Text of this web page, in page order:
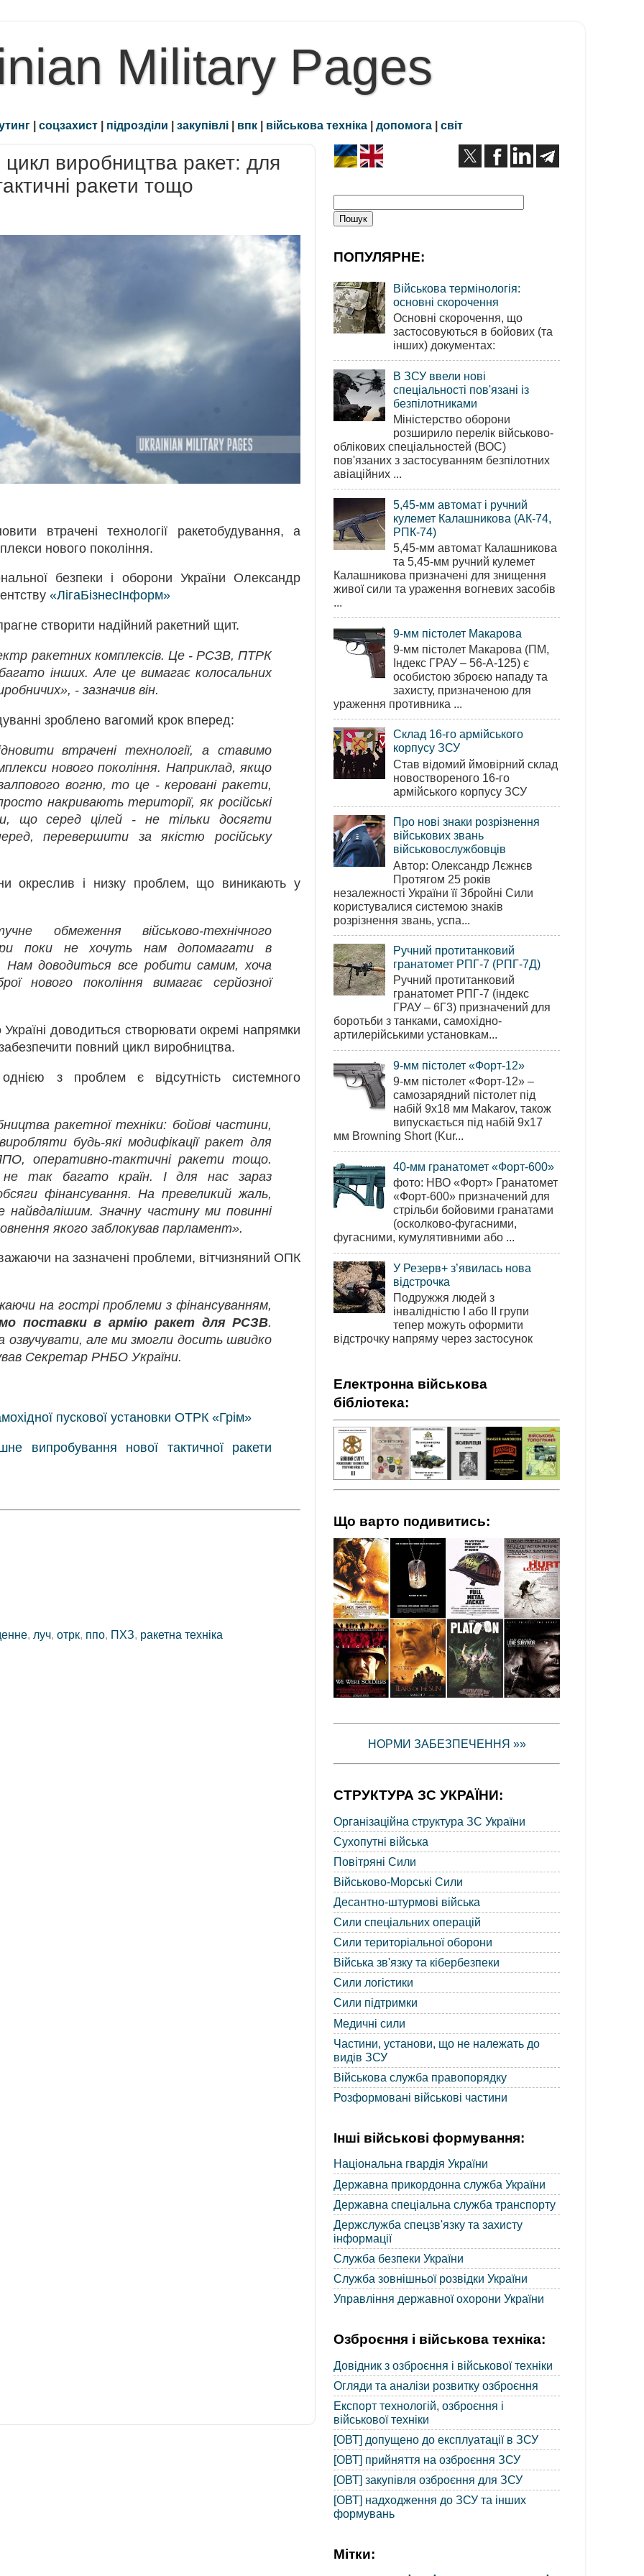
Military Pages
| соцзахист | підрозділи | закупівлі | впк | військова техніка | допомога | світ
виробництва ракет: для
ракети тощо
втрачені технології ракетобудування, а
нового покоління.
безпеки і оборони України Олександр
«ЛігаБізнесІнформ»
створити надійний ракетний щит.
ракетних комплексів. Це - РСЗВ, ПТРК
інших. Але це вимагає колосальних
- зазначив він.
зроблено вагомий крок вперед:
втрачені технології, а ставимо
нового покоління. Наприклад, якщо
вогню, то це - керовані ракети,
накривають території, як російські
що серед цілей - не тільки досягти
перевершити за якістю російську
окреслив і низку проблем, що виникають у
обмеження військово-технічного
поки не хочуть нам допомагати в
Нам доводиться все робити самим, хоча
нового покоління вимагає серйозної
доводиться створювати окремі напрямки
повний цикл виробництва.
з проблем є відсутність системного
ракетної техніки: бойові частини,
будь-які модифікації ракет для
оперативно-тактичні ракети тощо.
не так багато країн. І для нас зараз
фінансування. На превеликий жаль,
Значну частину ми повинні
якого заблокував парламент».
на зазначені проблеми, вітчизняний ОПК
на гострі проблеми з фінансуванням,
поставки в армію ракет для РСЗВ.
озвучувати, але ми змогли досить швидко
Секретар РНБО України.
пускової установки ОТРК «Грім»
випробування нової тактичної ракети
, луч, отрк, ппо, ПХЗ, ракетна техніка
ПОПУЛЯРНЕ:
Військова термінологія:
основні скорочення
Основні скорочення, що
застосовуються в бойових (та
інших) документах:
В ЗСУ ввели нові
спеціальності пов'язані із
безпілотниками
Міністерство оборони
розширило перелік військово-
облікових спеціальностей (ВОС)
пов'язаних з застосуванням безпілотних
авіаційних ...
5,45-мм автомат і ручний
кулемет Калашникова (АК-74,
РПК-74)
5,45-мм автомат Калашникова
та 5,45-мм ручний кулемет
Калашникова призначені для знищення
живої сили та ураження вогневих засобів
...
9-мм пістолет Макарова
9-мм пістолет Макарова (ПМ,
Індекс ГРАУ – 56-А-125) є
особистою зброєю нападу та
захисту, призначеною для
ураження противника ...
Склад 16-го армійського
корпусу ЗСУ
Став відомий ймовірний склад
новоствореного 16-го
армійського корпусу ЗСУ
Про нові знаки розрізнення
військових звань
військовослужбовців
Автор: Олександр Лєжнєв
Протягом 25 років
незалежності України її Збройні Сили
користувалися системою знаків
розрізнення звань, успа...
Ручний протитанковий
гранатомет РПГ-7 (РПГ-7Д)
Ручний протитанковий
гранатомет РПГ-7 (індекс
ГРАУ – 6Г3) призначений для
боротьби з танками, самохідно-
артилерійськими установкам...
9-мм пістолет «Форт-12»
9-мм пістолет «Форт-12» –
самозарядний пістолет під
набій 9х18 мм Makarov, також
випускається під набій 9х17
мм Browning Short (Kur...
40-мм гранатомет «Форт-600»
фото: НВО «Форт» Гранатомет
«Форт-600» призначений для
стрільби бойовими гранатами
(осколково-фугасними,
фугасними, кумулятивними або ...
У Резерв+ з’явилась нова
відстрочка
Подружжя людей з
інвалідністю І або ІІ групи
тепер можуть оформити
відстрочку напряму через застосунок
Електронна військова
бібліотека:
Що варто подивитись:
НОРМИ ЗАБЕЗПЕЧЕННЯ »»
СТРУКТУРА ЗС УКРАЇНИ:
Організаційна структура ЗС України
Сухопутні війська
Повітряні Сили
Військово-Морські Сили
Десантно-штурмові війська
Сили спеціальних операцій
Сили територіальної оборони
Війська зв'язку та кібербезпеки
Сили логістики
Сили підтримки
Медичні сили
Частини, установи, що не належать до
видів ЗСУ
Військова служба правопорядку
Розформовані військові частини
Інші військові формування:
Національна гвардія України
Державна прикордонна служба України
Державна спеціальна служба транспорту
Держслужба спецзв'язку та захисту
інформації
Служба безпеки України
Служба зовнішньої розвідки України
Управління державної охорони України
Озброєння і військова техніка:
Довідник з озброєння і військової техніки
Огляди та аналізи розвитку озброєння
Експорт технологій, озброєння і
військової техніки
[ОВТ] допущено до експлуатації в ЗСУ
[ОВТ] прийняття на озброєння ЗСУ
[ОВТ] закупівля озброєння для ЗСУ
[ОВТ] надходження до ЗСУ та інших
формувань
Мітки: